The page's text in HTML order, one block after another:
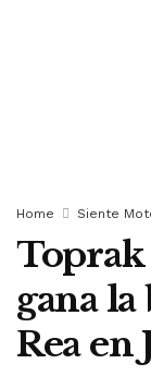
Home Siente
Toprak
gana la
Rea en